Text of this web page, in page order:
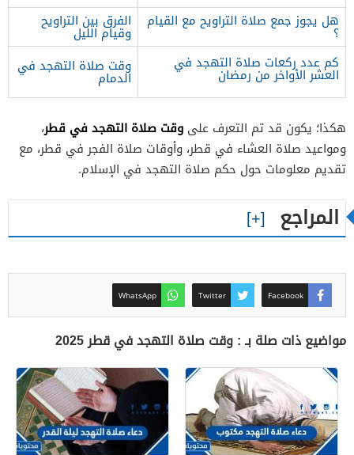
هل يجوز جمع صلاة التراويح مع القيام
؟
الفرق بين التراويح
وقيام الليل
كم عدد ركعات صلاة التهجد في
العشر الأواخر من رمضان وقت صلاة التهجد في
الدمام
هكذا؛ يكون قد تم التعرف على وقت صلاة التهجد في قطر،
ومواعيد صلاة العشاء في قطر، وأوقات صلاة الفجر في قطر، مع
تقديم معلومات حول حكم صلاة التهجد في الإسلام.
المراجع
Facebook
Twitter
WhatsApp
مواضيع ذات صلة بـ : وقت صلاة التهجد في قطر 2025